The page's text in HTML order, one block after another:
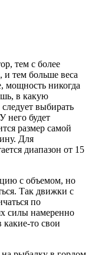
тем с более
и тем больше веса
мощность никогда
в какую
выбирать
него будет
размер самой
Для
диапазон от 15
с объемом, но
Так движки с
по
силы намеренно
то свои